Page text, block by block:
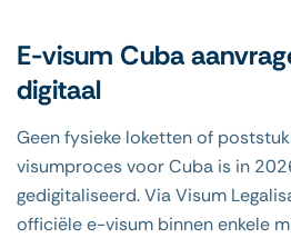
E-visum Cuba
digitaal
Geen fysieke loketten of
visumproces voor Cuba is in
gedigitaliseerd. Via Visum
officiële e-visum binnen enkele